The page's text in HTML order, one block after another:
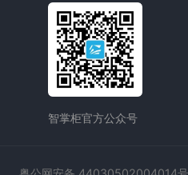
智掌柜官方公众号